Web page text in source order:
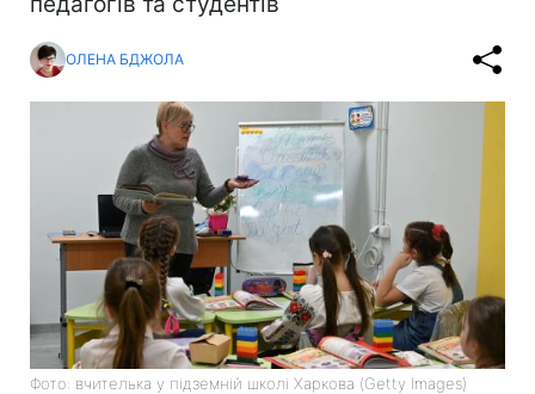
ОЛЕНА БДЖОЛА
Фото: вчителька у підземній школі Харкова (Getty Images)